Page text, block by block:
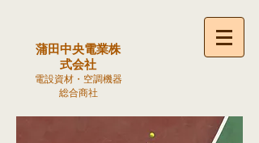
蒲田中央電業株
式会社
電設資材・空調機器
総合商社